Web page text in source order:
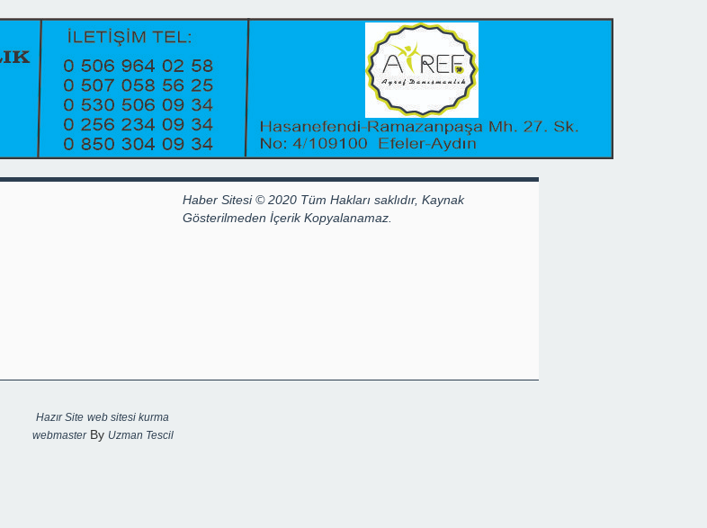
Haber Sitesi © 2020 Tüm Hakları saklıdır, Kaynak
Gösterilmeden İçerik Kopyalanamaz.
Hazır Site web sitesi kurma
webmasterBy Uzman Tescil